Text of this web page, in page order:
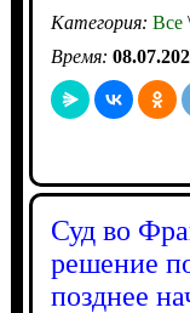
Категория: Все
Время:
Суд во
решение
позднее